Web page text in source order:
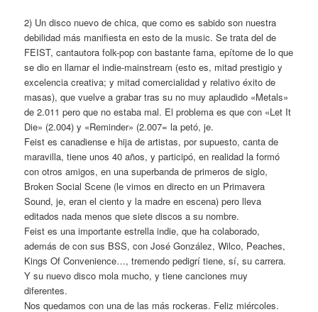
2) Un disco nuevo de chica, que como es sabido son nuestra
debilidad más manifiesta en esto de la music. Se trata del de
FEIST, cantautora folk-pop con bastante fama, epítome de lo que
se dio en llamar el indie-mainstream (esto es, mitad prestigio y
excelencia creativa; y mitad comercialidad y relativo éxito de
masas), que vuelve a grabar tras su no muy aplaudido «Metals»
de 2.011 pero que no estaba mal. El problema es que con «Let It
Die» (2.004) y «Reminder» (2.007= la petó, je.
Feist es canadiense e hija de artistas, por supuesto, canta de
maravilla, tiene unos 40 años, y participó, en realidad la formó
con otros amigos, en una superbanda de primeros de siglo,
Broken Social Scene (le vimos en directo en un Primavera
Sound, je, eran el ciento y la madre en escena) pero lleva
editados nada menos que siete discos a su nombre.
Feist es una importante estrella indie, que ha colaborado,
además de con sus BSS, con José González, Wilco, Peaches,
Kings Of Convenience…, tremendo pedigrí tiene, sí, su carrera.
Y su nuevo disco mola mucho, y tiene canciones muy
diferentes.
Nos quedamos con una de las más rockeras. Feliz miércoles.